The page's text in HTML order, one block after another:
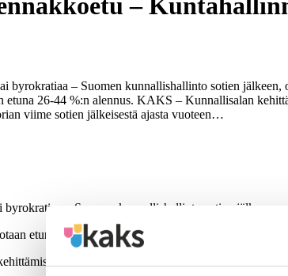
–
byrokratiaa – Suomen kunnallishallinto sotien
etuna 26-44 %:n alennus. KAKS – Kunnallisalan
viime sotien jälkeisestä ajasta vuoteen…
– Suomen kunnallishallinto sotien jälkeen,
etuna 26-44 %:n alennus.
on toteuttanut mittavan Suomen